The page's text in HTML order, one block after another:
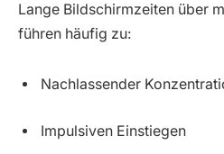
Lange Bildschirmzeiten über
führen häufig zu:
Nachlassender
Impulsiven Einstiegen